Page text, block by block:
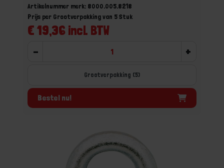
Artikelnummer merk: 8000.005.8218
€ 19,36 incl. BTW
Prijs per Grootverpakking van 5 Stuk
- +
Grootverpakking (5)
Bestel nu!